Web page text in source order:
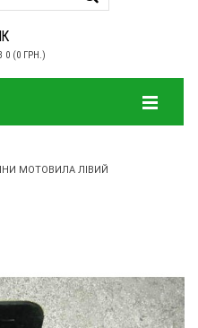
0 (0 ГРН.)
МОТОВИЛА ЛІВИЙ